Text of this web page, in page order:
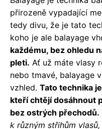
přirozeně vypadající
tedy divu, že je tato
koho je ale balayage
každému, bez ohledu
pleti. Ať už máte vlasy
nebo tmavé, balayage
vzhled. Tato technika
kteří chtějí dosáhnout
bez ostrých přechodů.
k různým střihům